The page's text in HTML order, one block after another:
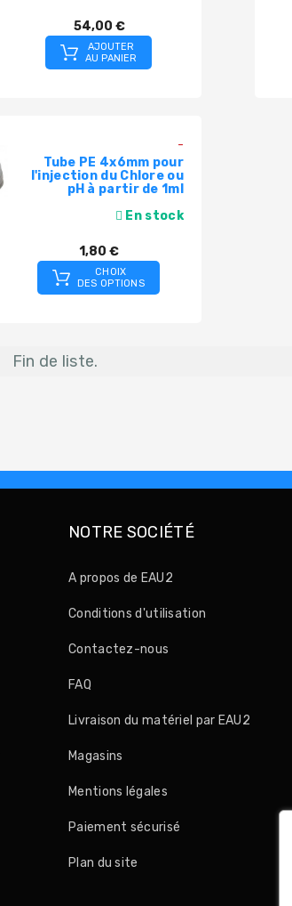
54,00 €
AJOUTER
AU PANIER
-
Tube PE 4x6mm pour
l'injection du Chlore ou
pH à partir de 1ml
En stock
1,80 €
CHOIX
DES OPTIONS
Fin de liste.
NOTRE SOCIÉTÉ
A propos de EAU2
Conditions d'utilisation
Contactez-nous
FAQ
Livraison du matériel par EAU2
Magasins
Mentions légales
Paiement sécurisé
Plan du site